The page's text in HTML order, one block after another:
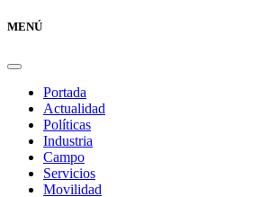
MENÚ
Portada
Actualidad
Políticas
Industria
Campo
Servicios
Movilidad